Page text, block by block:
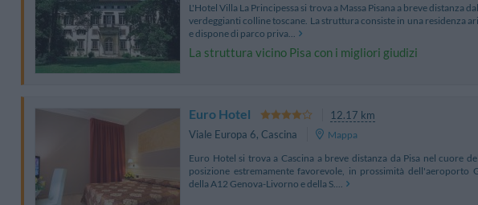
L'Hotel Villa La Principessa si trova a Massa Pisana a breve distanza
verdeggianti colline toscane. La struttura consiste in una residenza
e dispone di parco priva...
La struttura vicino Pisa con i migliori giudizi
Euro Hotel
12.17 km
Viale Europa 6, Cascina
Mappa
Euro Hotel si trova a Cascina a breve distanza da Pisa nel cuore
posizione estremamente favorevole, in prossimità dell'aeroporto
della A12 Genova-Livorno e della S....